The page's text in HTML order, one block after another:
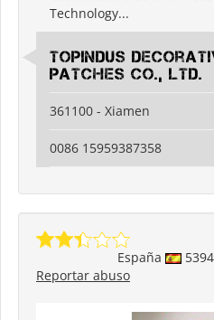
Technology...
Topindus
Patches Co., Ltd.
361100 - Xiamen
0086 15959387358
España
Reportar abuso